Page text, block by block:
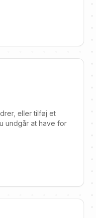
eller tilføj et
undgår at have for